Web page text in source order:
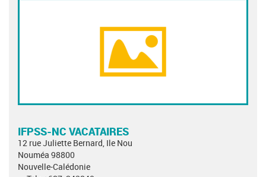
IFPSS-NC VACATAIRES
12 rue Juliette Bernard, Ile Nou
Nouméa 98800
Nouvelle-Calédonie